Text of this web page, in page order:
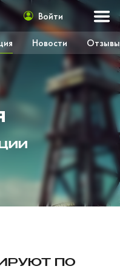
Новости Отзывы
Войти
ПО